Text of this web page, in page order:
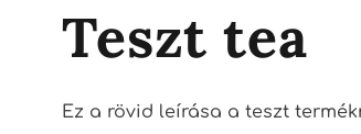
Teszt tea
Ez a rövid leírása a teszt